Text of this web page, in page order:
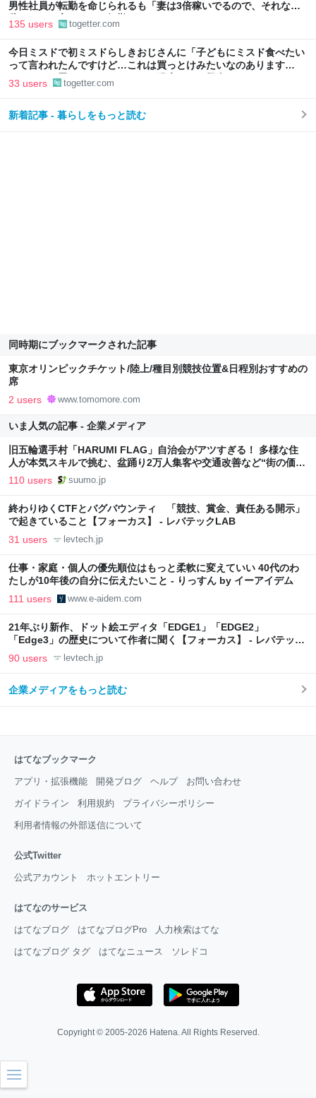
男性社員が転勤を命じられるも「妻は3倍稼いでるので、それなら
辞める」と言ったら、転勤がなくなった
135 users togetter.com
今日ミスドで初ミスドらしきおじさんに「子どもにミスド食べたい
って言われたんですけど…これは買っとけみたいなのあります
か…？」と尋ねられるイベントが発生して、興奮した
33 users togetter.com
新着記事 - 暮らしをもっと読む
同時期にブックマークされた記事
東京オリンピックチケット/陸上/種目別競技位置&日程別おすすめの
席
2 users www.tomomore.com
いま人気の記事 - 企業メディア
旧五輪選手村「HARUMI FLAG」自治会がアツすぎる！ 多様な住
人が本気スキルで挑む、盆踊り2万人集客や交通改善など“街の価値
向上”戦略 東京・中央区
110 users suumo.jp
終わりゆくCTFとバグバウンティ 「競技、賞金、責任ある開示」
で起きていること【フォーカス】 - レバテックLAB
31 users levtech.jp
仕事・家庭・個人の優先順位はもっと柔軟に変えていい 40代のわ
たしが10年後の自分に伝えたいこと - りっすん by イーアイデム
111 users www.e-aidem.com
21年ぶり新作、ドット絵エディタ「EDGE1」「EDGE2」
「Edge3」の歴史について作者に聞く【フォーカス】 - レバテック
LAB
90 users levtech.jp
企業メディアをもっと読む
はてなブックマーク
アプリ・拡張機能 開発ブログ ヘルプ お問い合わせ
ガイドライン 利用規約 プライバシーポリシー
利用者情報の外部送信について
公式Twitter
公式アカウント ホットエントリー
はてなのサービス
はてなブログ はてなブログPro 人力検索はてな
はてなブログ タグ はてなニュース ソレドコ
Copyright © 2005-2026 Hatena . All Rights Reserved.